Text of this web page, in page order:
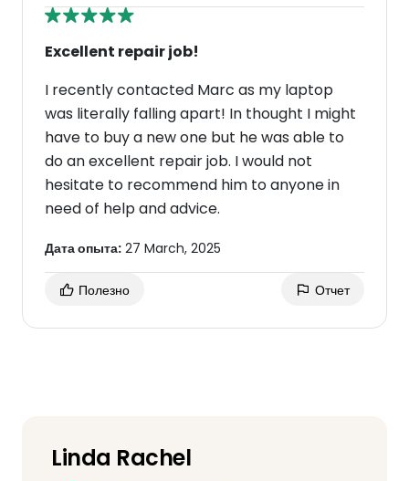
Excellent repair job!
I recently contacted Marc as my laptop
was literally falling apart! In thought I might
have to buy a new one but he was able to
do an excellent repair job. I would not
hesitate to recommend him to anyone in
need of help and advice.
Дата опыта: 27 March, 2025
Полезно Отчет
Linda Rachel